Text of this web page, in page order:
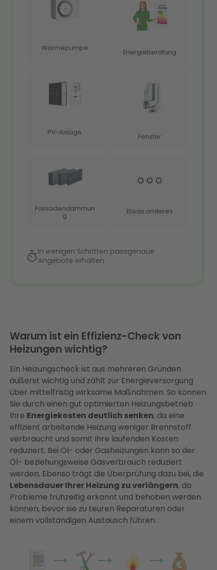
Warum ist ein Effizienz-Check von
Heizungen wichtig?
Ein Heizungscheck ist aus mehreren Gründen
äußerst wichtig und zählt zur Energieversorgung
über mittelfristig wirksame Maßnahmen. So können
Sie durch einen gut optimierten Heizungsbetrieb
Ihre Energiekosten deutlich senken, da eine
effizient arbeitende Heizung weniger Brennstoff
verbraucht und somit Ihre laufenden Kosten
reduziert. Bei Öl- oder Gasheizungen kann so der
Öl- beziehungsweise Gasverbrauch reduziert
werden. Ebenso trägt die Überprüfung dazu bei, die
Lebensdauer Ihrer Heizung zu verlängern, da
Probleme frühzeitig erkannt und behoben werden
können, bevor sie zu teuren Reparaturen oder
einem vollständigen Austausch führen.